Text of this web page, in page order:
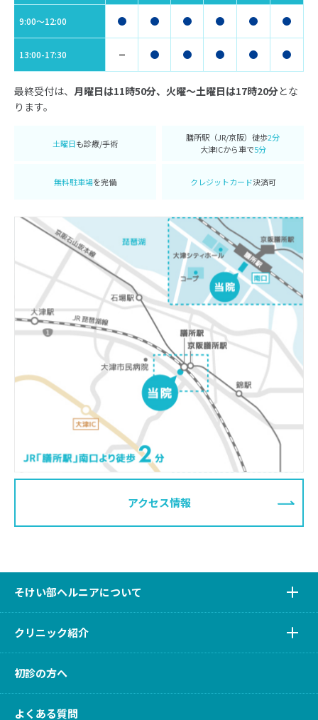
9:00〜12:00
13:00-17:30
最終受付は、 月曜日は11時50分、火曜〜土曜日は17時20分とな
ります。
土曜日も診療/手術
膳所駅（JR/京阪）徒歩2分
大津ICから車で5分
無料駐車場を完備 クレジットカード決済可
アクセス情報
そけい部ヘルニアについて
クリニック紹介
初診の方へ
よくある質問